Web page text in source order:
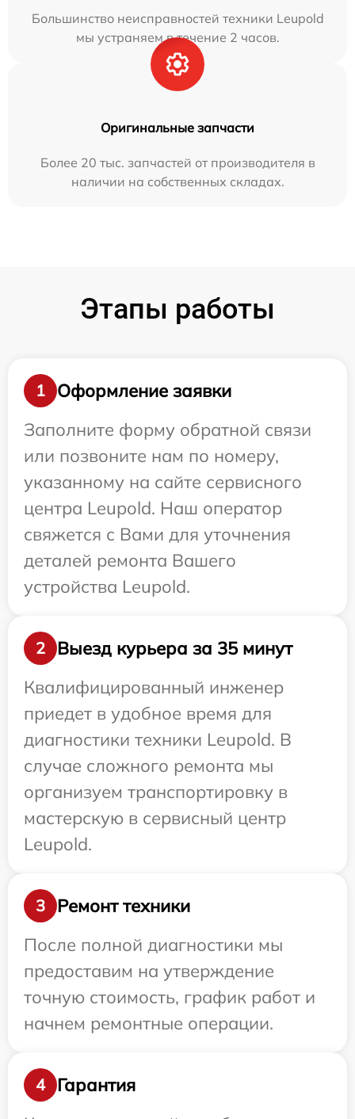
Большинство неисправностей техники Leupold
мы устраняем в течение 2 часов.
Оригинальные запчасти
Более 20 тыс. запчастей от производителя в
наличии на собственных складах.
Этапы работы
1
Оформление заявки
Заполните форму обратной связи
или позвоните нам по номеру,
указанному на сайте сервисного
центра Leupold. Наш оператор
свяжется с Вами для уточнения
деталей ремонта Вашего
устройства Leupold.
2
Выезд курьера за 35 минут
Квалифицированный инженер
приедет в удобное время для
диагностики техники Leupold. В
случае сложного ремонта мы
организуем транспортировку в
мастерскую в сервисный центр
Leupold.
3
Ремонт техники
После полной диагностики мы
предоставим на утверждение
точную стоимость, график работ и
начнем ремонтные операции.
4
Гарантия